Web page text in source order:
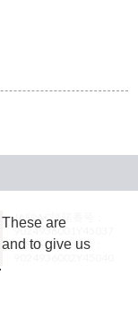
JASRAC許諾番号：
9024936001Y45037
JASRAC許諾番号：
are
to give us